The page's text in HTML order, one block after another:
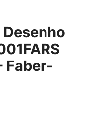
Faber-